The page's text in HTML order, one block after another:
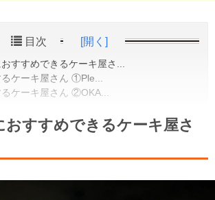
目次 [開く]
すすめできるケーキ屋さ...
ケーキ屋さん ①Ple...
ケーキ屋さん ②OKA...
おすすめできるケーキ屋さ